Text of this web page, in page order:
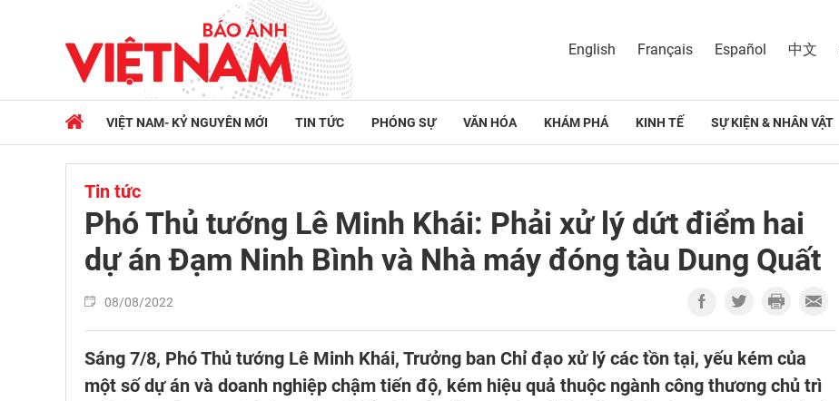
English Français Español 中文
VIỆT NAM- KỶ NGUYÊN MỚI TIN TỨC PHÓNG SỰ VĂN HÓA KHÁM PHÁ KINH TẾ SỰ KIỆN & NHÂN VẬT
Tin tức
Phó Thủ tướng Lê Minh Khái: Phải xử lý dứt điểm hai
dự án Đạm Ninh Bình và Nhà máy đóng tàu Dung Quất
08/08/2022
Sáng 7/8, Phó Thủ tướng Lê Minh Khái, Trưởng ban Chỉ đạo xử lý các tồn tại, yếu kém của
một số dự án và doanh nghiệp chậm tiến độ, kém hiệu quả thuộc ngành công thương chủ trì